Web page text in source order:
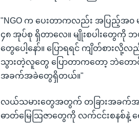
"NGO က ပေးတာကလည်း အပြည့်အ၀
၄၈ အုပ်စု ရှိတာလေ။ မျိုးစပါးတွေ
တွေပေါ့နော်။ ပြောရရင် ကျိတ်စားလို့
သွားတဲ့လူတွေ ပြောတာကတော့ ဘဲတောင်
အခက်အခဲတွေရှိတယ်။"
လယ်သမားတွေအတွက် တခြားအခ
ဓာတ်မြေသြဇာတွေကို လက်ငင်းစနစ်နဲ့